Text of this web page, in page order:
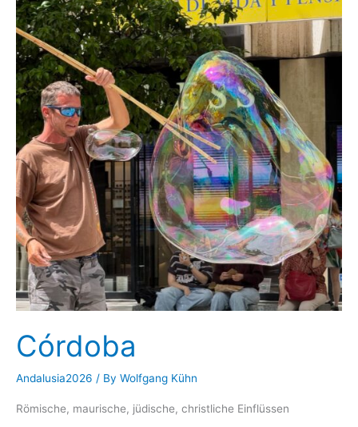
Córdoba
Andalusia2026 / By Wolfgang Kühn
Römische, maurische, jüdische, christliche Einflüssen